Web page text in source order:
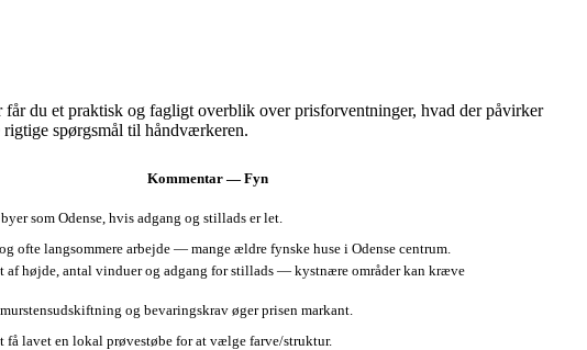
du et praktisk og fagligt overblik over prisforventninger, hvad der påvirker
spørgsmål til håndværkeren.
Kommentar — Fyn
som Odense, hvis adgang og stillads er let.
ofte langsommere arbejde — mange ældre fynske huse i Odense centrum.
af højde, antal vinduer og adgang for stillads — kystnære områder kan kræve
og bevaringskrav øger prisen markant.
få lavet en lokal prøvestøbe for at vælge farve/struktur.